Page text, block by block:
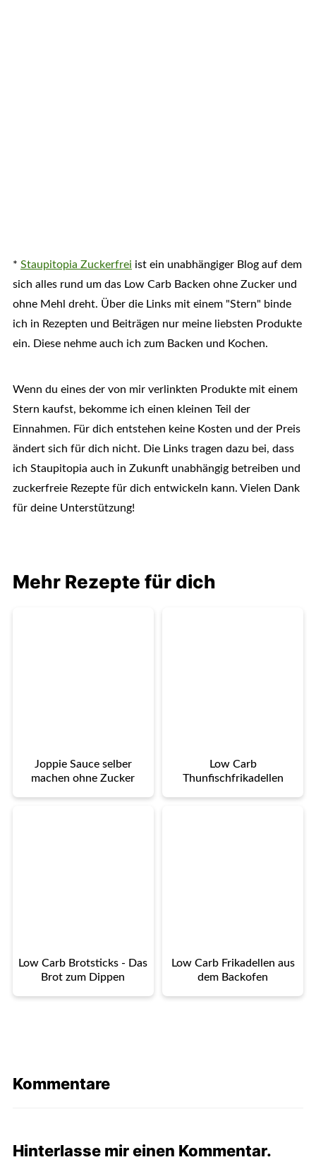
* Staupitopia Zuckerfrei ist ein unabhängiger Blog auf dem
sich alles rund um das Low Carb Backen ohne Zucker und
ohne Mehl dreht. Über die Links mit einem "Stern" binde
ich in Rezepten und Beiträgen nur meine liebsten Produkte
ein. Diese nehme auch ich zum Backen und Kochen.
Wenn du eines der von mir verlinkten Produkte mit einem
Stern kaufst, bekomme ich einen kleinen Teil der
Einnahmen. Für dich entstehen keine Kosten und der Preis
ändert sich für dich nicht. Die Links tragen dazu bei, dass
ich Staupitopia auch in Zukunft unabhängig betreiben und
zuckerfreie Rezepte für dich entwickeln kann. Vielen Dank
für deine Unterstützung!
Mehr Rezepte für dich
Joppie Sauce selber
machen ohne Zucker
Low Carb
Thunfischfrikadellen
Low Carb Brotsticks - Das
Brot zum Dippen
Low Carb Frikadellen aus
dem Backofen
Kommentare
Hinterlasse mir einen Kommentar.